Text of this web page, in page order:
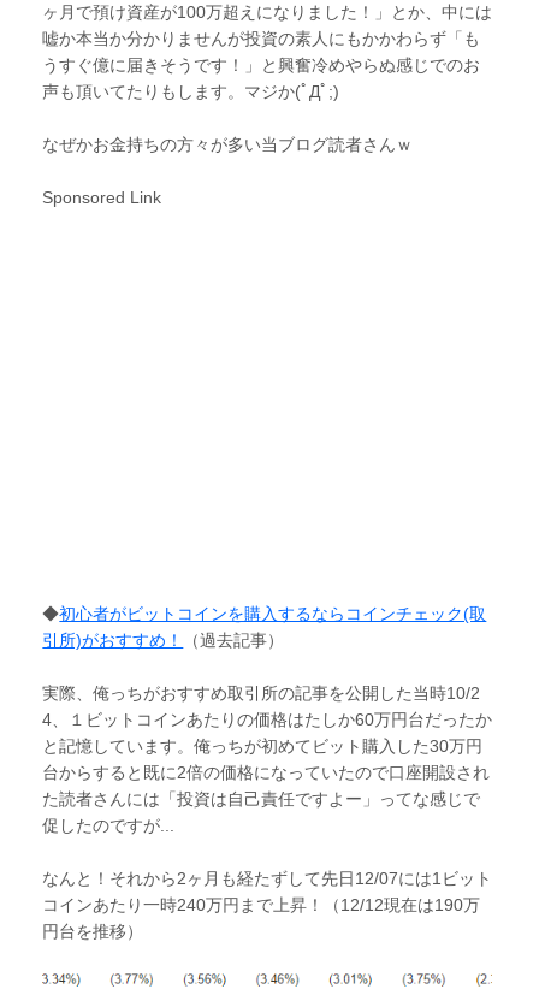
ヶ月で預け資産が100万超えになりました！」とか、中には
嘘か本当か分かりませんが投資の素人にもかかわらず「も
うすぐ億に届きそうです！」と興奮冷めやらぬ感じでのお
声も頂いてたりもします。マジか(ﾟДﾟ;)
なぜかお金持ちの方々が多い当ブログ読者さんｗ
Sponsored Link
◆初心者がビットコインを購入するならコインチェック(取
引所)がおすすめ！
（過去記事）
実際、俺っちがおすすめ取引所の記事を公開した当時10/2
4、１ビットコインあたりの価格はたしか60万円台だったか
と記憶しています。俺っちが初めてビット購入した30万円
台からすると既に2倍の価格になっていたので口座開設され
た読者さんには「投資は自己責任ですよー」ってな感じで
促したのですが...
なんと！それから2ヶ月も経たずして先日12/07には1ビット
コインあたり一時240万円まで上昇！（12/12現在は190万
円台を推移）